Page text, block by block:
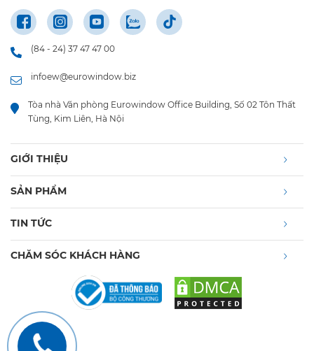
(84 - 24) 37 47 47 00
infoew@eurowindow.biz
Tòa nhà Văn phòng Eurowindow Office Building, Số 02 Tôn Thất
Tùng, Kim Liên, Hà Nội
GIỚI THIỆU
SẢN PHẨM
TIN TỨC
CHĂM SÓC KHÁCH HÀNG